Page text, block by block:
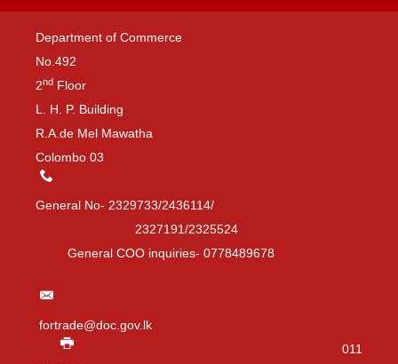
Department of Commerce
No.492
2nd Floor
L. H. P. Building
R.A.de Mel Mawatha
Colombo 03
General No- 2329733/2436114/
2327191/2325524
General COO inquiries- 0778489678
fortrade@doc.gov.lk
011